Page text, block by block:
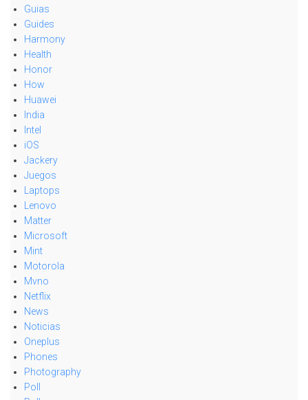
Guias
Guides
Harmony
Health
Honor
How
Huawei
India
Intel
iOS
Jackery
Juegos
Laptops
Lenovo
Matter
Microsoft
Mint
Motorola
Mvno
Netflix
News
Noticias
Oneplus
Phones
Photography
Poll